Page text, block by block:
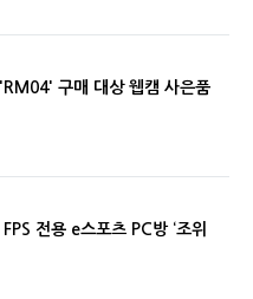
구매 대상 웹캠 사은품
전용 e스포츠 PC방 ‘조위